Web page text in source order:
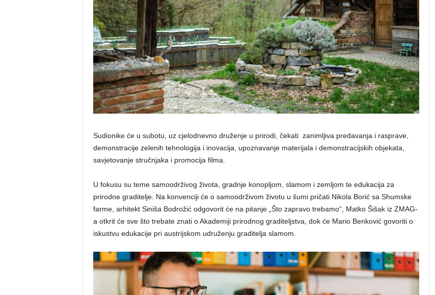
Sudionike će u subotu, uz cjelodnevno druženje u prirodi, čekati zanimljiva predavanja i rasprave,
demonstracije zelenih tehnologija i inovacija, upoznavanje materijala i demonstracijskih objekata,
savjetovanje stručnjaka i promocija filma.
U fokusu su teme samoodrživog života, gradnje konopljom, slamom i zemljom te edukacija za
prirodne graditelje. Na konvenciji će o samoodrživom životu u šumi pričati Nikola Borić sa Shumske
farme, arhitekt Siniša Bodrožić odgovorit će na pitanje „Što zapravo trebamo“, Matko Šišak iz ZMAG-
a otkrit će sve što trebate znati o Akademiji prirodnog graditeljstva, dok će Mario Benković govoriti o
iskustvu edukacije pri austrijskom udruženju graditelja slamom.